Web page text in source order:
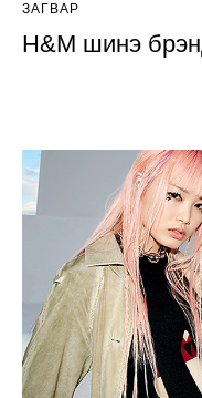
ЗАГВАР
H&M шинэ